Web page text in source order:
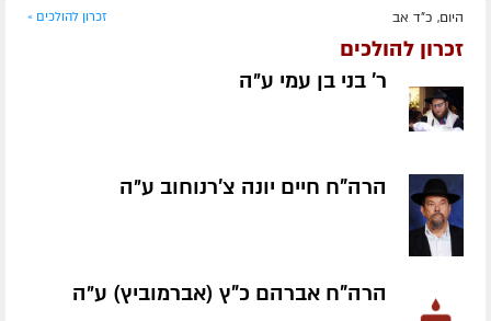
היום, כ"ד אב זכרון להולכים »
זכרון להולכים
ר' בני בן עמי ע״ה
הרה"ח חיים יונה צ'רנוחוב ע״ה
הרה"ח אברהם כ"ץ (אברמוביץ) ע״ה